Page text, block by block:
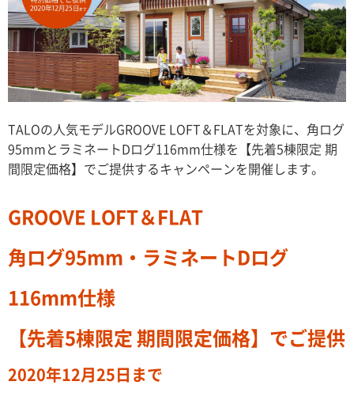
TALOの人気モデルGROOVE LOFT＆FLATを対象に、角ログ
95mmとラミネートDログ116mm仕様を【先着5棟限定 期
間限定価格】でご提供するキャンペーンを開催します。
GROOVE LOFT＆FLAT
角ログ95mm・ラミネートDログ
116mm仕様
【先着5棟限定 期間限定価格】でご提供
2020年12月25日まで